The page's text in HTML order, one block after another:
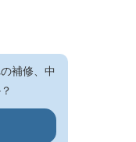
補修、中